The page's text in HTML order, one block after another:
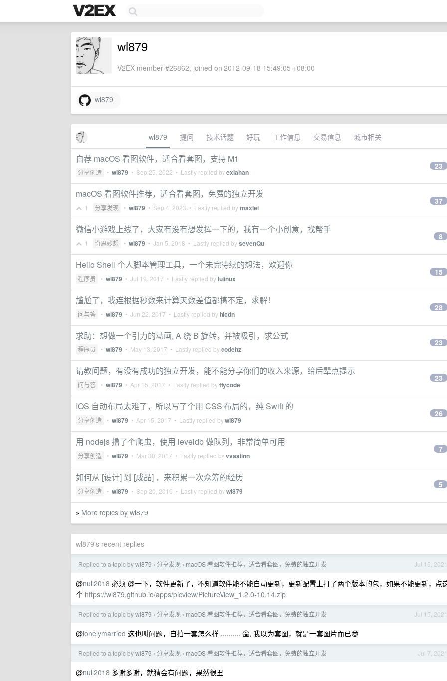
wl879
V2EX member #26862, joined on 2012-09-18 15:49:05 +08:00
wl879
wl879 提问 技术话题 好玩 工作信息 交易信息 城市相关
自荐 macOS 看图软件，适合看套图，支持 M1
分享创造 • wl879 • Sep 25, 2022 • Lastly replied byexiahan
23
macOS 看图软件推荐，适合看套图，免费的独立开发
1 分享发现 • wl879 • Sep 4, 2023 • Lastly replied bymaxlei
37
微信小游戏上线了，大家有没有想发挥一下的，我有一个小创意，找帮手
1 奇思妙想 • wl879 • Jan 5, 2018 • Lastly replied bysevenQu
8
Hello Shell 个人脚本管理工具，一个未完待续的想法，欢迎你
程序员 • wl879 • Jul 19, 2017 • Lastly replied bylulinux
15
尴尬了，我连根据秒数来计算天数差值都搞不定，求解！
问与答 • wl879 • Jun 22, 2017 • Lastly replied byhicdn
28
求助：想做一个引力的动画, A 绕 B 旋转，并被吸引，求公式
程序员 • wl879 • May 13, 2017 • Lastly replied bycodehz
23
请教问题，有没有成功的独立开发，能不能分享你们的收入来源，给后辈点提示
问与答 • wl879 • Apr 15, 2017 • Lastly replied byttycode
23
IOS 自动布局太难了，所以写了个用 CSS 布局的，纯 Swift 的
分享创造 • wl879 • Apr 15, 2017 • Lastly replied bywl879
26
用 nodejs 撸了个爬虫，使用 leveldb 做队列，非常简单可用
分享创造 • wl879 • Mar 30, 2017 • Lastly replied byvvaaiinn
7
如何从 [设计] 到 [成品] ，来积累一次众筹的经历
分享创造 • wl879 • Sep 20, 2016 • Lastly replied bywl879
5
» More topics by wl879
wl879's recent replies
Jul 15, 2021
Replied to a topic bywl879 › 分享发现 › macOS 看图软件推荐，适合看套图，免费的独立开发
@null2018 必须 @一下，软件更新了，不知道软件能不能自动更新，更新配置上打了两个版本的包，如果不能更新，点
个 https://wl879.github.io/apps/picview/PictureView_1.2.0-10.14.zip
Jul 15, 2021
Replied to a topic bywl879 › 分享发现 › macOS 看图软件推荐，适合看套图，免费的独立开发
@lonelymarried 这也叫问题，自拍一套怎么样 .......... 🤮, 我以为套图，就是一套图片而已😎
Jul 7, 2021
Replied to a topic bywl879 › 分享发现 › macOS 看图软件推荐，适合看套图，免费的独立开发
@null2018 多谢多谢，就猜会有问题，果然很丑